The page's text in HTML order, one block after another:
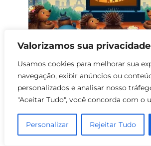
Valorizamos sua privacidade
Usamos cookies para melhorar sua
navegação, exibir anúncios ou
personalizados e analisar nosso
"Aceitar Tudo", você concorda com o
Personalizar Rejeitar Tudo
Filmes Familiares com
Uma Jornada Divertida e
109